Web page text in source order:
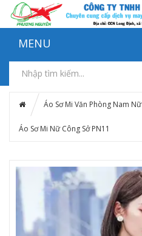
MENU
Áo Sơ Mi Văn Phòng Nam Nữ
Áo Sơ Mi Nữ Công Sở PN11